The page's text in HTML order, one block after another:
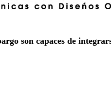
son capaces de